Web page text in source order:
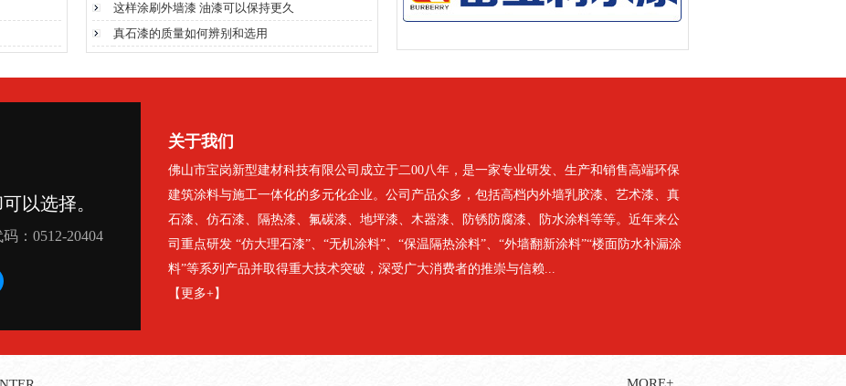
这样涂刷外墙漆 油漆可以保持更久
真石漆的质量如何辨别和选用
关于我们
佛山市宝岗新型建材科技有限公司成立于二00八年，是一家专业研发、生产和销售高端环保
建筑涂料与施工一体化的多元化企业。公司产品众多，包括高档内外墙乳胶漆、艺术漆、真
石漆、仿石漆、隔热漆、氟碳漆、地坪漆、木器漆、防锈防腐漆、防水涂料等等。近年来公
司重点研发 “仿大理石漆”、“无机涂料”、“保温隔热涂料”、“外墙翻新涂料”“楼面防水补漏涂
料”等系列产品并取得重大技术突破，深受广大消费者的推崇与信赖...
【 更多+】